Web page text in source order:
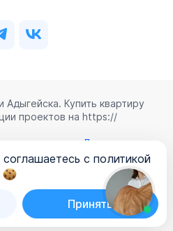
Адыгейска. Купить квартиру
проектов на https://
согласие с
Лицензионным
и
данных
с политикой
Принять